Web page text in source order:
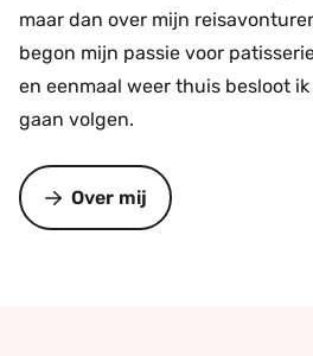
maar dan over mijn
begon mijn passie voor
en eenmaal weer thuis besloot
gaan volgen.
Over mij